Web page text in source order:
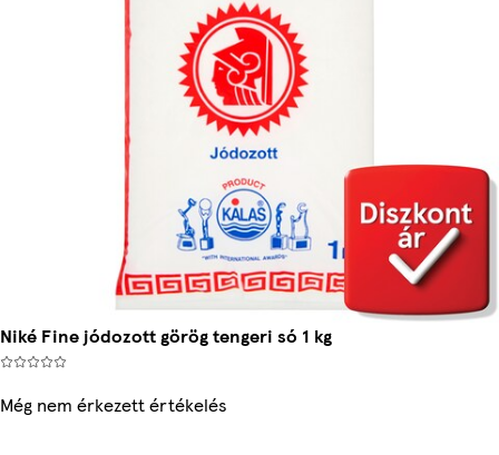
Niké Fine jódozott görög tengeri só 1 kg
Még nem érkezett értékelés